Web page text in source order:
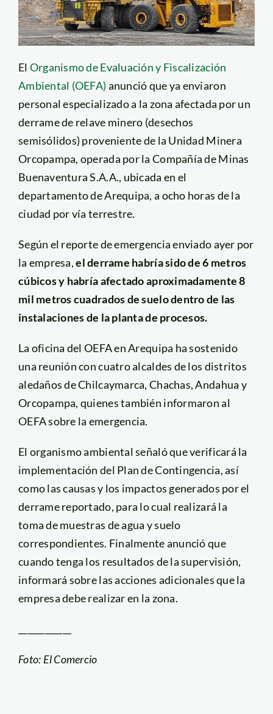
El Organismo de Evaluación y Fiscalización
Ambiental (OEFA) anunció que ya enviaron
personal especializado a la zona afectada por un
derrame de relave minero (desechos
semisólidos) proveniente de la Unidad Minera
Orcopampa, operada por la Compañía de Minas
Buenaventura S.A.A., ubicada en el
departamento de Arequipa, a ocho horas de la
ciudad por vía terrestre.
Según el reporte de emergencia enviado ayer por
la empresa,el derrame habría sido de 6 metros
cúbicos y habría afectado aproximadamente 8
mil metros cuadrados de suelo dentro de las
instalaciones de la planta de procesos.
La oficina del OEFA en Arequipa ha sostenido
una reunión con cuatro alcaldes de los distritos
aledaños de Chilcaymarca, Chachas, Andahua y
Orcopampa, quienes también informaron al
OEFA sobre la emergencia.
El organismo ambiental señaló que verificará la
implementación del Plan de Contingencia, así
como las causas y los impactos generados por el
derrame reportado, para lo cual realizará la
toma de muestras de agua y suelo
correspondientes. Finalmente anunció que
cuando tenga los resultados de la supervisión,
informará sobre las acciones adicionales que la
empresa debe realizar en la zona.
Foto: El Comercio